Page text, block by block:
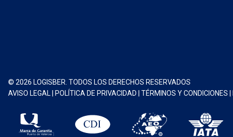
© 2026 LOGISBER. TODOS LOS DERECHOS RESERVADOS
AVISO LEGAL
POLÍTICA DE PRIVACIDAD TÉRMINOS Y CONDICIONES